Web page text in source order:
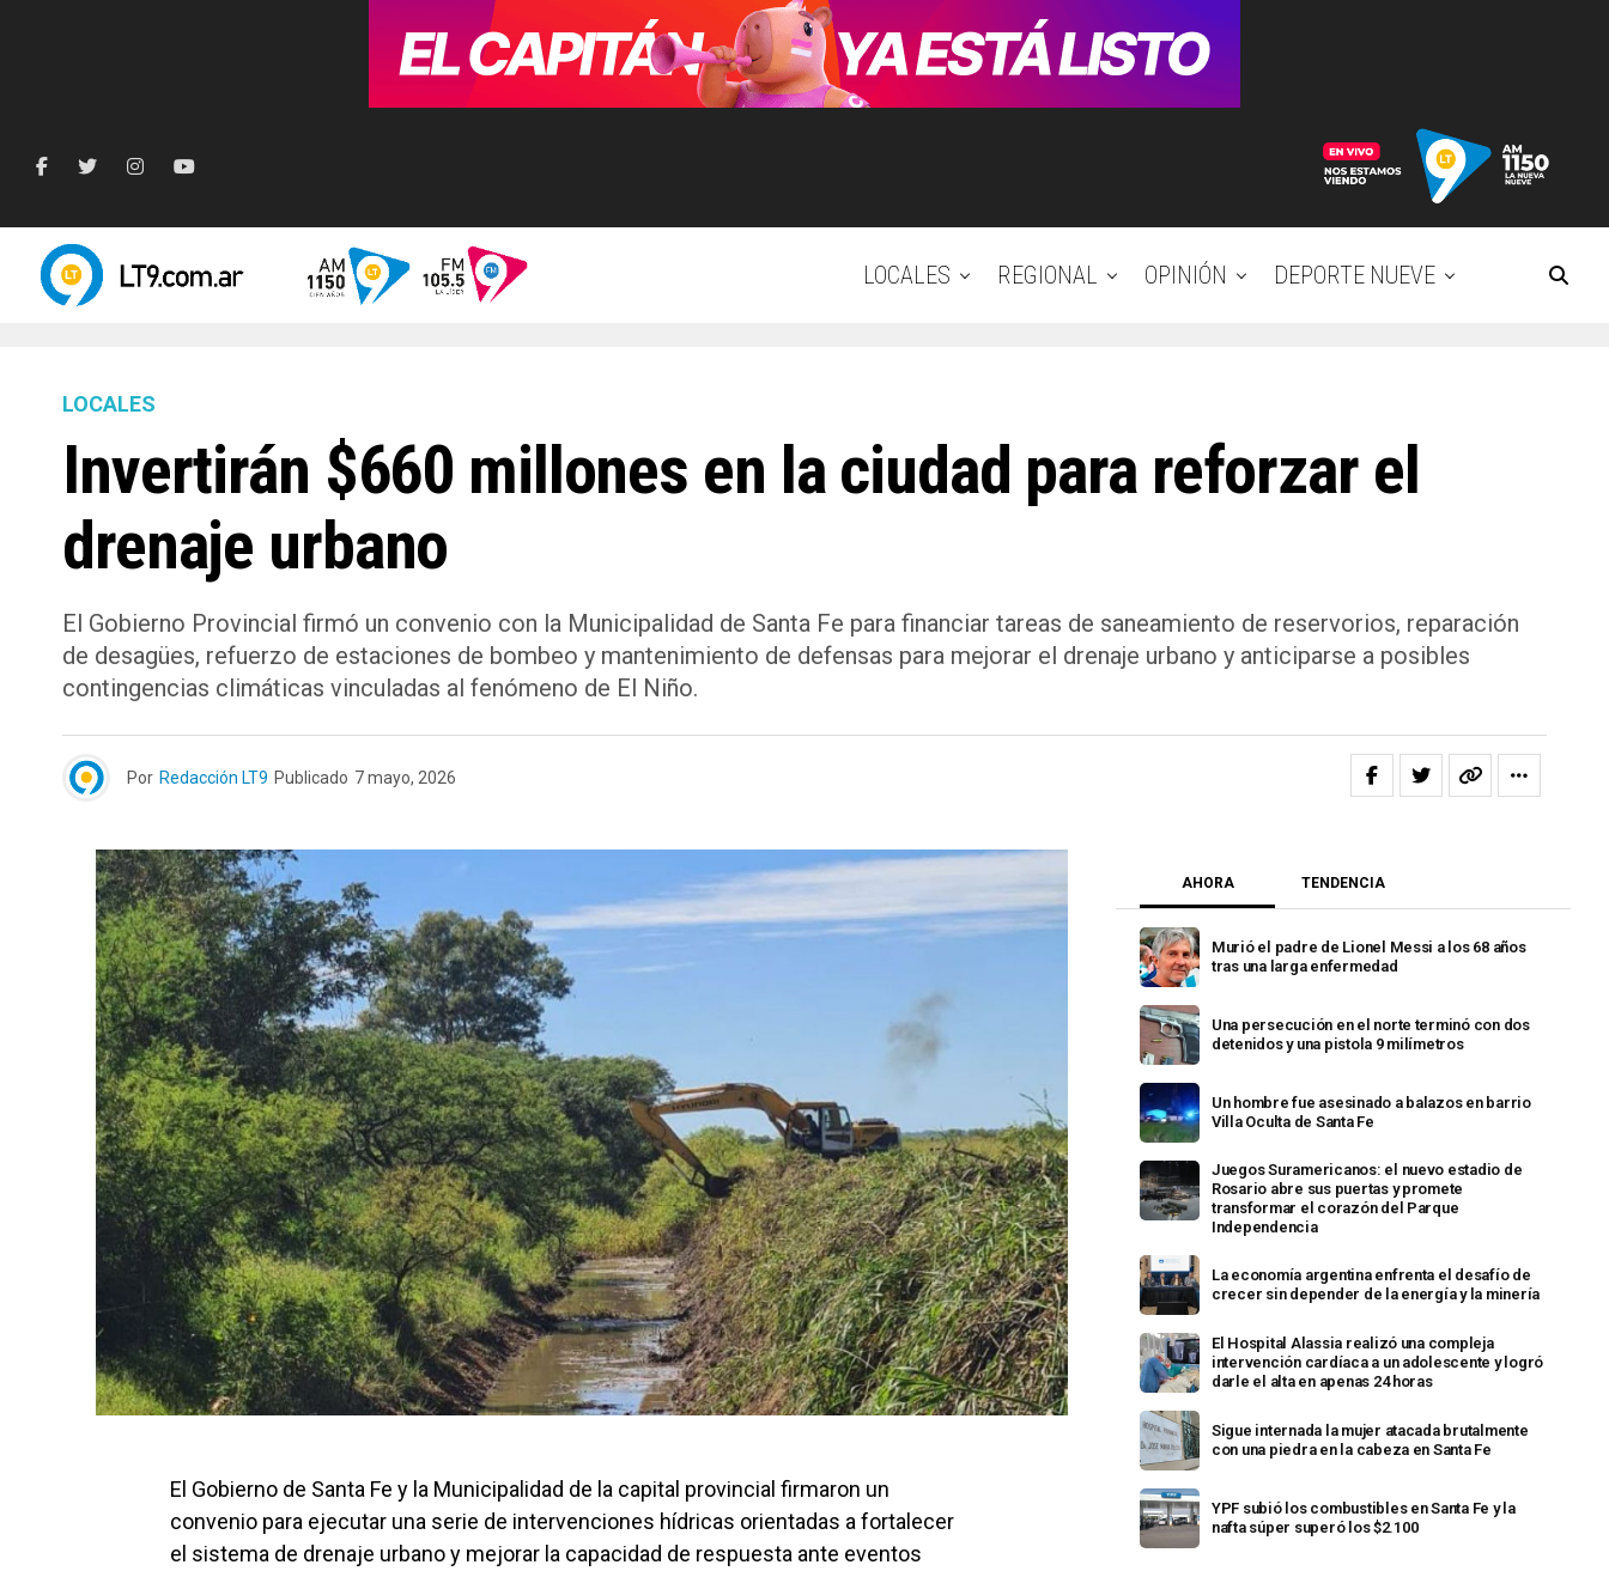
LOCALES REGIONAL OPINIÓN DEPORTE NUEVE
LOCALES
Invertirán $660 millones en la ciudad para reforzar el
drenaje urbano
El Gobierno Provincial firmó un convenio con la Municipalidad de Santa Fe para financiar tareas de saneamiento de reservorios, reparación
de desagües, refuerzo de estaciones de bombeo y mantenimiento de defensas para mejorar el drenaje urbano y anticiparse a posibles
contingencias climáticas vinculadas al fenómeno de El Niño.
Por Redacción LT9 Publicado 7 mayo, 2026
El Gobierno de Santa Fe y la Municipalidad de la capital provincial firmaron un
convenio para ejecutar una serie de intervenciones hídricas orientadas a fortalecer
el sistema de drenaje urbano y mejorar la capacidad de respuesta ante eventos
AHORA TENDENCIA
Murió el padre de Lionel Messi a los 68 años
tras una larga enfermedad
Una persecución en el norte terminó con dos
detenidos y una pistola 9 milímetros
Un hombre fue asesinado a balazos en barrio
Villa Oculta de Santa Fe
Juegos Suramericanos: el nuevo estadio de
Rosario abre sus puertas y promete
transformar el corazón del Parque
Independencia
La economía argentina enfrenta el desafío de
crecer sin depender de la energía y la minería
El Hospital Alassia realizó una compleja
intervención cardíaca a un adolescente y logró
darle el alta en apenas 24 horas
Sigue internada la mujer atacada brutalmente
con una piedra en la cabeza en Santa Fe
YPF subió los combustibles en Santa Fe y la
nafta súper superó los $2.100